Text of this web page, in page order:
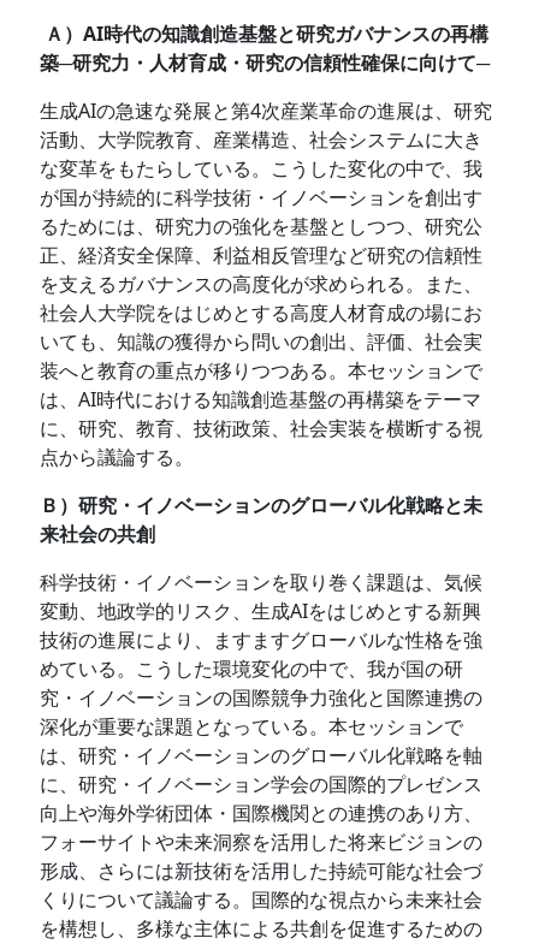
Ａ）AI時代の知識創造基盤と研究ガバナンスの再構
築─研究力・人材育成・研究の信頼性確保に向けて─
生成AIの急速な発展と第4次産業革命の進展は、研究
活動、大学院教育、産業構造、社会システムに大き
な変革をもたらしている。こうした変化の中で、我
が国が持続的に科学技術・イノベーションを創出す
るためには、研究力の強化を基盤としつつ、研究公
正、経済安全保障、利益相反管理など研究の信頼性
を支えるガバナンスの高度化が求められる。また、
社会人大学院をはじめとする高度人材育成の場にお
いても、知識の獲得から問いの創出、評価、社会実
装へと教育の重点が移りつつある。本セッションで
は、AI時代における知識創造基盤の再構築をテーマ
に、研究、教育、技術政策、社会実装を横断する視
点から議論する。
Ｂ）研究・イノベーションのグローバル化戦略と未
来社会の共創
科学技術・イノベーションを取り巻く課題は、気候
変動、地政学的リスク、生成AIをはじめとする新興
技術の進展により、ますますグローバルな性格を強
めている。こうした環境変化の中で、我が国の研
究・イノベーションの国際競争力強化と国際連携の
深化が重要な課題となっている。本セッションで
は、研究・イノベーションのグローバル化戦略を軸
に、研究・イノベーション学会の国際的プレゼンス
向上や海外学術団体・国際機関との連携のあり方、
フォーサイトや未来洞察を活用した将来ビジョンの
形成、さらには新技術を活用した持続可能な社会づ
くりについて議論する。国際的な視点から未来社会
を構想し、多様な主体による共創を促進するための